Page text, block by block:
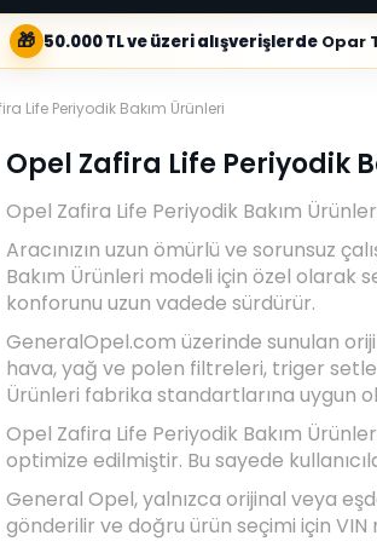
🎁 50.000 TL ve üzeri alışverişlerdeOpar
Life Periyodik Bakım Ürünleri
Opel Zafira Life Periyodik
Opel Zafira Life Periyodik Bakım
Aracınızın uzun ömürlü ve sorunsuz
Bakım Ürünleri modeli için özel olarak
konforunu uzun vadede sürdürür.
GeneralOpel.com üzerinde sunulan
hava, yağ ve polen filtreleri, triger
Ürünleri fabrika standartlarına uygun
Opel Zafira Life Periyodik Bakım
optimize edilmiştir. Bu sayede
General Opel, yalnızca orijinal veya
gönderilir ve doğru ürün seçimi için